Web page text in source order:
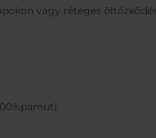
vagy réteges